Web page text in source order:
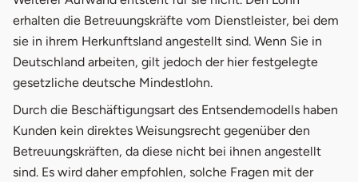
erhalten die Betreuungskräfte vom Dienstleister, bei dem
sie in ihrem Herkunftsland angestellt sind. Wenn Sie in
Deutschland arbeiten, gilt jedoch der hier festgelegte
gesetzliche deutsche Mindestlohn.
Durch die Beschäftigungsart des Entsendemodells haben
Kunden kein direktes Weisungsrecht gegenüber den
Betreuungskräften, da diese nicht bei ihnen angestellt
sind. Es wird daher empfohlen, solche Fragen mit der